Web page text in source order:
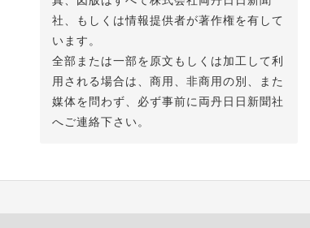
社、もしくは情報提供者が著作権を有して
います。
全部または一部を原文もしくは加工して利
用される場合は、商用、非商用の別、また
媒体を問わず、必ず事前に両丹日日新聞社
へご連絡下さい。